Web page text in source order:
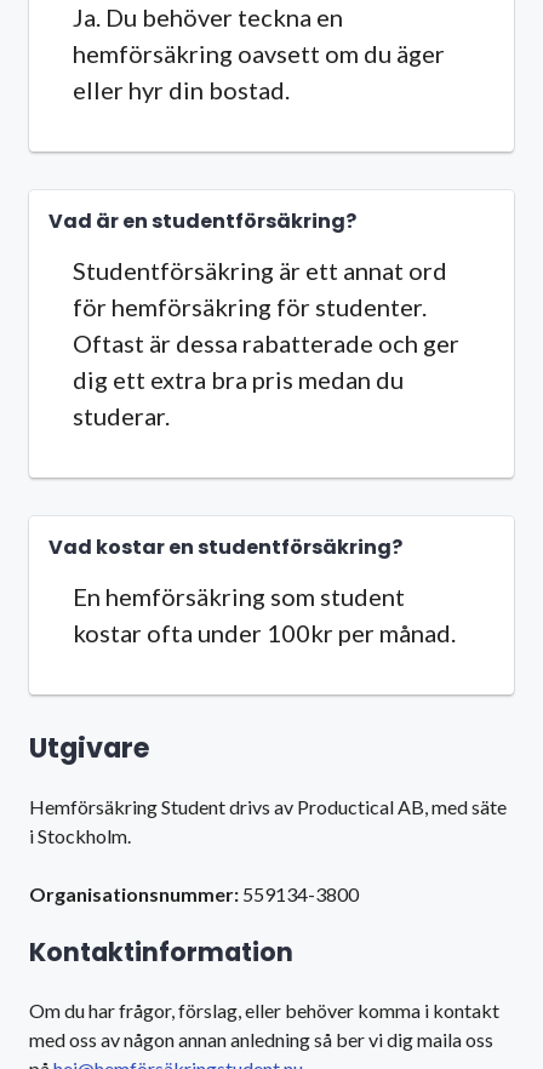
Ja. Du behöver teckna en
hemförsäkring oavsett om du äger
eller hyr din bostad.
Vad är en studentförsäkring?
Studentförsäkring är ett annat ord
för hemförsäkring för studenter.
Oftast är dessa rabatterade och ger
dig ett extra bra pris medan du
studerar.
Vad kostar en studentförsäkring?
En hemförsäkring som student
kostar ofta under 100kr per månad.
Utgivare
Hemförsäkring Student drivs av Productical AB, med säte
i Stockholm.
Organisationsnummer: 559134-3800
Kontaktinformation
Om du har frågor, förslag, eller behöver komma i kontakt
med oss av någon annan anledning så ber vi dig maila oss